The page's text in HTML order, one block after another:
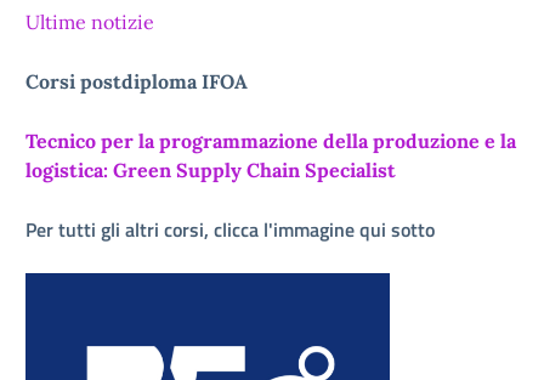
Ultime notizie
Corsi postdiploma IFOA
Tecnico per la programmazione della produzione e la
logistica: Green Supply Chain Specialist
Per tutti gli altri corsi, clicca l'immagine qui sotto